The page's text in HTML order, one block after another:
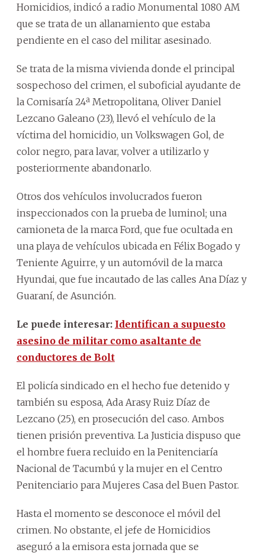
Homicidios, indicó a radio Monumental 1080 AM
que se trata de un allanamiento que estaba
pendiente en el caso del militar asesinado.
Se trata de la misma vivienda donde el principal
sospechoso del crimen, el suboficial ayudante de
la Comisaría 24ª Metropolitana, Oliver Daniel
Lezcano Galeano (23), llevó el vehículo de la
víctima del homicidio, un Volkswagen Gol, de
color negro, para lavar, volver a utilizarlo y
posteriormente abandonarlo.
Otros dos vehículos involucrados fueron
inspeccionados con la prueba de luminol; una
camioneta de la marca Ford, que fue ocultada en
una playa de vehículos ubicada en Félix Bogado y
Teniente Aguirre, y un automóvil de la marca
Hyundai, que fue incautado de las calles Ana Díaz y
Guaraní, de Asunción.
Le puede interesar: Identifican a supuesto
asesino de militar como asaltante de
conductores de Bolt
El policía sindicado en el hecho fue detenido y
también su esposa, Ada Arasy Ruiz Díaz de
Lezcano (25), en prosecución del caso. Ambos
tienen prisión preventiva. La Justicia dispuso que
el hombre fuera recluido en la Penitenciaría
Nacional de Tacumbú y la mujer en el Centro
Penitenciario para Mujeres Casa del Buen Pastor.
Hasta el momento se desconoce el móvil del
crimen. No obstante, el jefe de Homicidios
aseguró a la emisora esta jornada que se